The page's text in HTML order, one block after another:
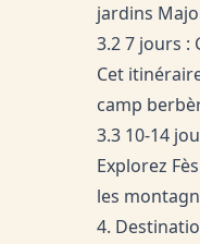
jardins
3.2 7 jours :
Cet
camp
3.3 10-14
Explorez
les
4.